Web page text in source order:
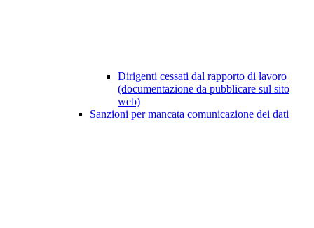
Dirigenti cessati dal rapporto di lavoro
(documentazione da pubblicare sul sito
web)
Sanzioni per mancata comunicazione dei dati